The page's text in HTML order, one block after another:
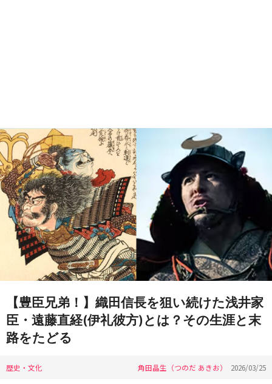
【豊臣兄弟！】織田信長を狙い続けた浅井家
臣・遠藤直経(伊礼彼方)とは？その生涯と末
路をたどる
歴史・文化 角田晶生（つのだ あきお） 2026/03/25